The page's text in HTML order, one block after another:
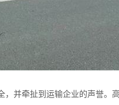
并牵扯到运输企业的声誉。